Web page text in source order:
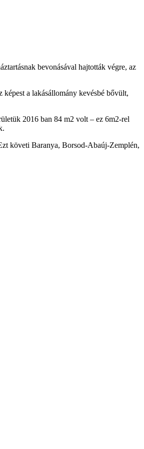
bevonásával hajtották végre, az
a lakásállomány kevésbé bővült,
2016 ban 84 m2 volt – ez 6m2-rel
követi Baranya, Borsod-Abaúj-Zemplén,